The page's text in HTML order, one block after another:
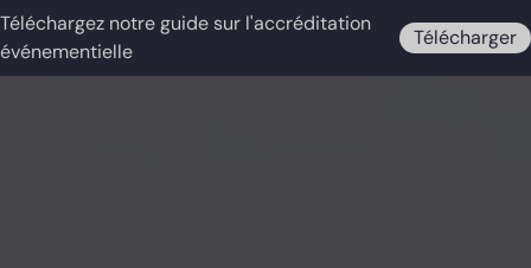
Téléchargez notre guide sur l'accréditation
événementielle
Télécharger